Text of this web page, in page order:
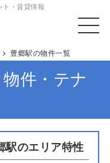
ト・賃貸情報
豊郷駅の物件一覧
件・テナ
駅のエリア特性